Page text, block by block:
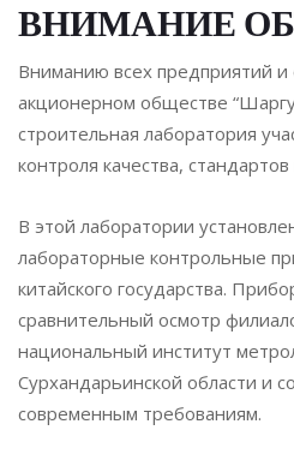
ВНИМАНИЕ
Вниманию всех предприятий и
акционерном обществе
строительная лаборатория
контроля качества,
В этой лаборатории
лабораторные контрольные
китайского государства.
сравнительный осмотр
национальный институт
Сурхандарьинской области и
современным требованиям.